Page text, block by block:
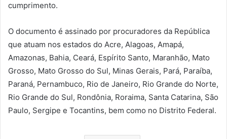
cumprimento.
O documento é assinado por procuradores da República
que atuam nos estados do Acre, Alagoas, Amapá,
Amazonas, Bahia, Ceará, Espírito Santo, Maranhão, Mato
Grosso, Mato Grosso do Sul, Minas Gerais, Pará, Paraíba,
Paraná, Pernambuco, Rio de Janeiro, Rio Grande do Norte,
Rio Grande do Sul, Rondônia, Roraima, Santa Catarina, São
Paulo, Sergipe e Tocantins, bem como no Distrito Federal.